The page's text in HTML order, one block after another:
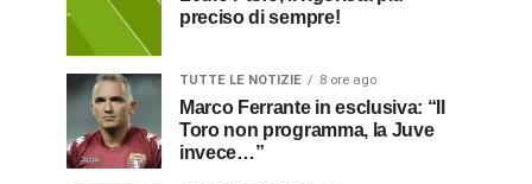
preciso di sempre!
TUTTE LE NOTIZIE 8 ore ago
Marco Ferrante in esclusiva: “Il
Toro non programma, la Juve
invece…”